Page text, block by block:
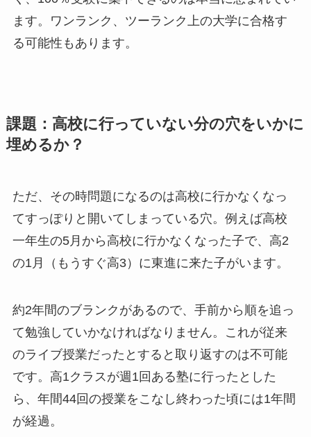
ます。ワンランク、ツーランク上の大学に合格す
る可能性もあります。
課題：高校に行っていない分の穴をいかに
埋めるか？
ただ、その時問題になるのは高校に行かなくなっ
てすっぽりと開いてしまっている穴。例えば高校
一年生の5月から高校に行かなくなった子で、高2
の1月（もうすぐ高3）に東進に来た子がいます。
約2年間のブランクがあるので、手前から順を追っ
て勉強していかなければなりません。これが従来
のライブ授業だったとすると取り返すのは不可能
です。高1クラスが週1回ある塾に行ったとした
ら、年間44回の授業をこなし終わった頃には1年間
が経過。